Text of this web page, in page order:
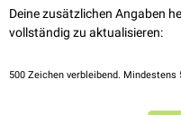
Deine zusätzlichen Angaben
vollständig zu aktualisieren:
500 Zeichen verbleibend. Mindestens